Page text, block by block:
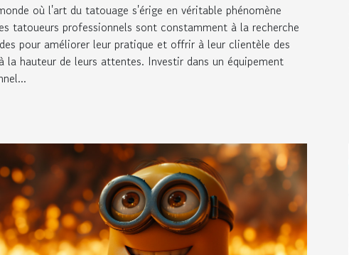
où l'art du tatouage s'érige en véritable phénomène
tatoueurs professionnels sont constamment à la recherche
pour améliorer leur pratique et offrir à leur clientèle des
la hauteur de leurs attentes. Investir dans un équipement